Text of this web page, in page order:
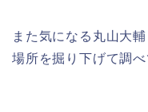
また気になる丸山大
場所を掘り下げて調べ